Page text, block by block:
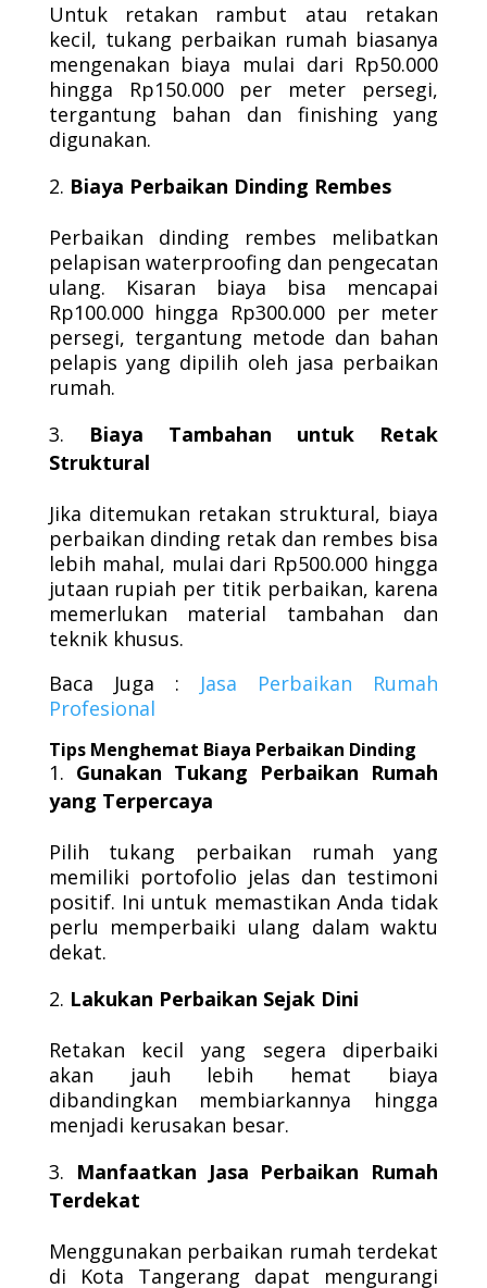
Untuk retakan rambut atau retakan
kecil, tukang perbaikan rumah biasanya
mengenakan biaya mulai dari Rp50.000
hingga Rp150.000 per meter persegi,
tergantung bahan dan finishing yang
digunakan.
Biaya Perbaikan Dinding Rembes
Perbaikan dinding rembes melibatkan
pelapisan waterproofing dan pengecatan
ulang. Kisaran biaya bisa mencapai
Rp100.000 hingga Rp300.000 per meter
persegi, tergantung metode dan bahan
pelapis yang dipilih oleh jasa perbaikan
rumah.
Biaya Tambahan untuk Retak
Struktural
Jika ditemukan retakan struktural, biaya
perbaikan dinding retak dan rembes bisa
lebih mahal, mulai dari Rp500.000 hingga
jutaan rupiah per titik perbaikan, karena
memerlukan material tambahan dan
teknik khusus.
Baca Juga : Jasa Perbaikan Rumah
Profesional
Tips Menghemat Biaya Perbaikan Dinding
Gunakan Tukang Perbaikan Rumah
yang Terpercaya
Pilih tukang perbaikan rumah yang
memiliki portofolio jelas dan testimoni
positif. Ini untuk memastikan Anda tidak
perlu memperbaiki ulang dalam waktu
dekat.
Lakukan Perbaikan Sejak Dini
Retakan kecil yang segera diperbaiki
akan jauh lebih hemat biaya
dibandingkan membiarkannya hingga
menjadi kerusakan besar.
Manfaatkan Jasa Perbaikan Rumah
Terdekat
Menggunakan perbaikan rumah terdekat
di Kota Tangerang dapat mengurangi